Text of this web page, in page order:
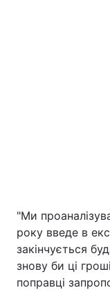
"Ми
року введе в
закінчується
знову би ці
поправці